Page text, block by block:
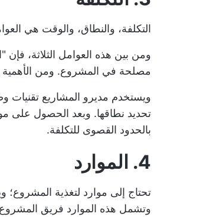
التكلفة، والنطاق، والوقت هي
ومن بين هذه العوامل الثلاثة،
مصلحة في المشروع. ومن الأهمية
ويستخدم مديرو المشاريع تقنيات
تحديد نطاقها. وبعد الحصول على
بالحدود القصوى للتكلفة.
4. الموارد
تحتاج إلى موارد لتغذية المشروع؛
وتشمل هذه الموارد فريق المشروع،